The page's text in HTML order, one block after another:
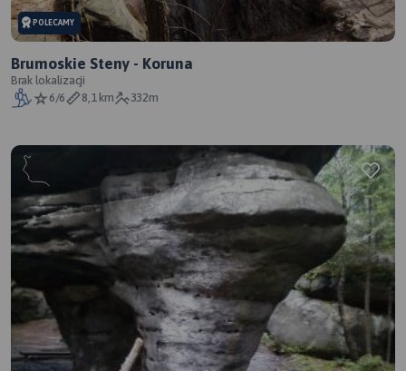
POLECAMY
Brumoskie Steny - Koruna
Brak lokalizacji
6/6
8,1 km 332m